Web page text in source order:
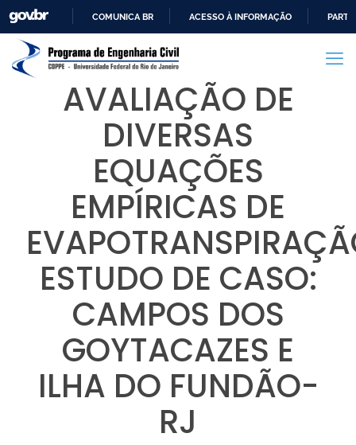
PARA
CONTEÚDO
COMUNICA BR ACESSO À INFORMAÇÃO
AVALIAÇÃO DE
DIVERSAS
EQUAÇÕES
EMPÍRICAS DE
ESTUDO DE CASO:
CAMPOS DOS
GOYTACAZES E
ILHA DO FUNDÃO-
RJ